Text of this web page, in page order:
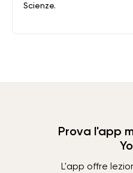
Scienze.
Prova l'app
L'app offre